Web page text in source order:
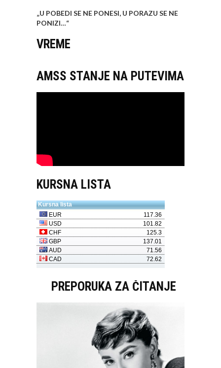
„U POBEDI SE NE PONESI, U PORAZU SE NE
PONIZI…“
VREME
AMSS STANJE NA PUTEVIMA
KURSNA LISTA
PREPORUKA ZA ČITANJE